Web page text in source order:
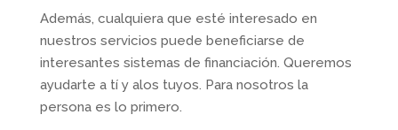
Además, cualquiera que esté interesado en
nuestros servicios puede beneficiarse de
interesantes sistemas de financiación. Queremos
ayudarte a tí y alos tuyos. Para nosotros la
persona es lo primero.